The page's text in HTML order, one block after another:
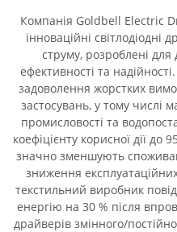
Компанія Goldbell Electric
інноваційні світлодіодні
струму, розроблені
ефективності та
задоволення жорстких
застосувань, у тому числі
промисловості та
коефіцієнту корисної дії до
значно зменшують
зниження
текстильний виробник
енергію на 30 % після
драйверів змінного/